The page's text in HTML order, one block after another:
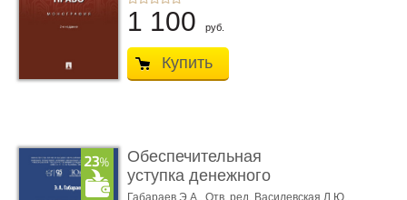
1 100 руб.
Купить
Обеспечительная
уступка денежного
требования ...
Габараев Э.А., Отв. ред. Василевская Л.Ю.,